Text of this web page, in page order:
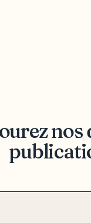
nos